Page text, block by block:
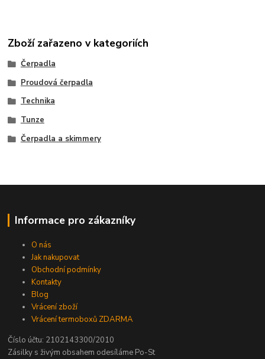
Zboží zařazeno v kategoriích
Čerpadla
Proudová čerpadla
Technika
Tunze
Čerpadla a skimmery
Informace pro zákazníky
O nás
Jak nakupovat
Obchodní podmínky
Kontakty
Blog
Vrácení zboží
Vrácení termoboxů ZDARMA
Číslo účtu: 2102143300/2010
Zásilky s živým obsahem odesíláme Po-St